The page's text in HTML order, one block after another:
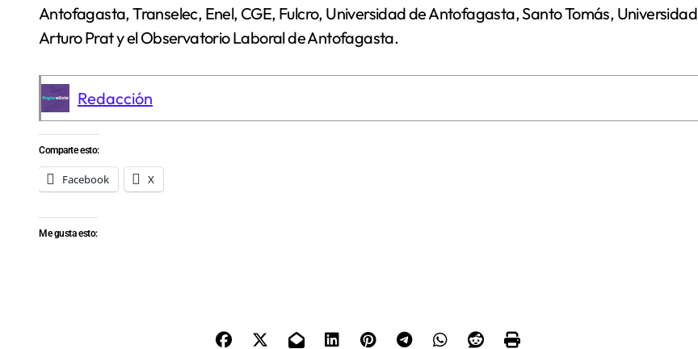
Antofagasta, Transelec, Enel, CGE, Fulcro, Universidad de Antofagasta, Santo Tomás, Universidad
Arturo Prat y el Observatorio Laboral de Antofagasta.
Redacción
Comparte esto:
Facebook X
Me gusta esto: